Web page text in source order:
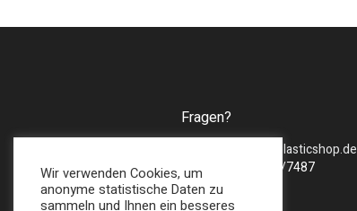
Fragen?
sales@bmsplasticshop.de
Tel : + 49 (0) 2747/7487
Wir verwenden Cookies, um
anonyme statistische Daten zu
sammeln und Ihnen ein besseres